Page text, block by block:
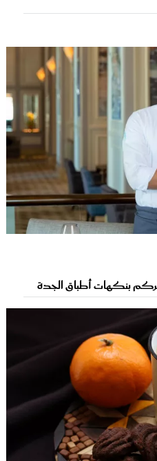
بنكهات أطباق الجدة